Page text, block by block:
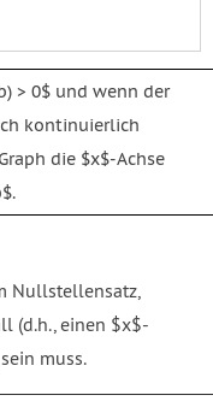
> 0$ und wenn der
kontinuierlich
die $x$-Achse
Nullstellensatz,
(d.h., einen $x$-
muss.